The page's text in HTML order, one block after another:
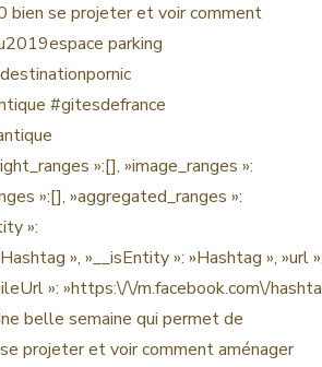
bien se projeter et voir comment
parking
#gitesdefrance
»:[], »image_ranges »:
»:[], »aggregated_ranges »:
»:
», »__isEntity »: »Hashtag »,
»: »https:\/\/m.facebook.com\/
belle semaine qui permet de
projeter et voir comment aménager